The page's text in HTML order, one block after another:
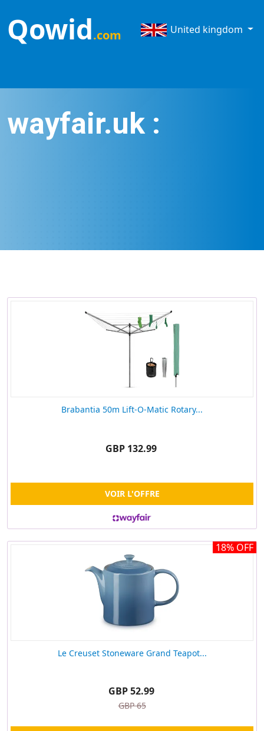
Qowid.com United kingdom
wayfair.uk :
Brabantia 50m Lift-O-Matic Rotary...
GBP 132.99
VOIR L'OFFRE
18% OFF
Le Creuset Stoneware Grand Teapot...
GBP 52.99
GBP 65